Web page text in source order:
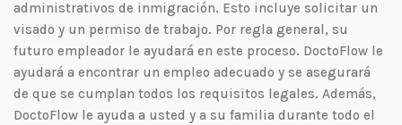
administrativos de inmigración. Esto incluye solicitar un
visado y un permiso de trabajo. Por regla general, su
futuro empleador le ayudará en este proceso. DoctoFlow le
ayudará a encontrar un empleo adecuado y se asegurará
de que se cumplan todos los requisitos legales. Además,
DoctoFlow le ayuda a usted y a su familia durante todo el